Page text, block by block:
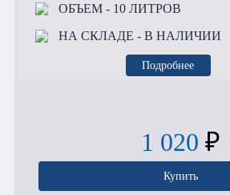
ОБЪЕМ- 10 ЛИТРОВ
НА СКЛАДЕ - В НАЛИЧИИ
Подробнее
1 020 ₽
Купить